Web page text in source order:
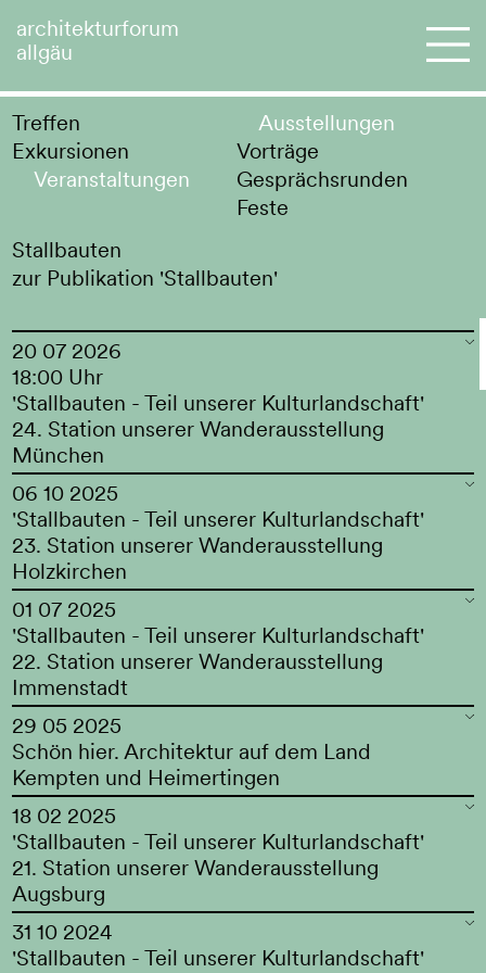
architekturforum
allgäu
Treffen
Exkursionen
Veranstaltungen
Ausstellungen
Vorträge
Gesprächsrunden
Feste
Stallbauten
zur Publikation 'Stallbauten'
20 07 2026
18:00 Uhr
'Stallbauten - Teil unserer Kulturlandschaft'
24. Station unserer Wanderausstellung
München
06 10 2025
'Stallbauten - Teil unserer Kulturlandschaft'
23. Station unserer Wanderausstellung
Holzkirchen
01 07 2025
'Stallbauten - Teil unserer Kulturlandschaft'
22. Station unserer Wanderausstellung
Immenstadt
29 05 2025
Schön hier. Architektur auf dem Land
Kempten und Heimertingen
18 02 2025
'Stallbauten - Teil unserer Kulturlandschaft'
21. Station unserer Wanderausstellung
Augsburg
31 10 2024
'Stallbauten - Teil unserer Kulturlandschaft'